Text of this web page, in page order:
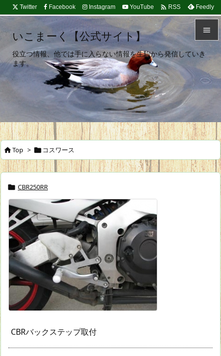


メニュ

サイド

次へ
検索
Twitter Facebook Instagram YouTube  RSS Feedly
いこまーく【公式サイト】
役立つ情報、他では手に入らない情報を生駒から発信していき
ます。
Top >  コスワース
 CBR250RR
CBRバックステップ取付